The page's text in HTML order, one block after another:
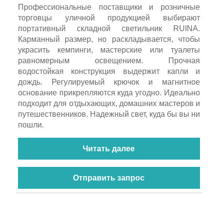
Профессиональные поставщики и розничные
торговцы уличной продукцией выбирают
портативный складной светильник RUINA.
Карманный размер, но раскладывается, чтобы
украсить кемпинги, мастерские или туалеты
равномерным освещением. Прочная
водостойкая конструкция выдержит капли и
дождь. Регулируемый крючок и магнитное
основание прикрепляются куда угодно. Идеально
подходит для отдыхающих, домашних мастеров и
путешественников. Надежный свет, куда бы вы ни
пошли.
Читать далее
Отправить запрос